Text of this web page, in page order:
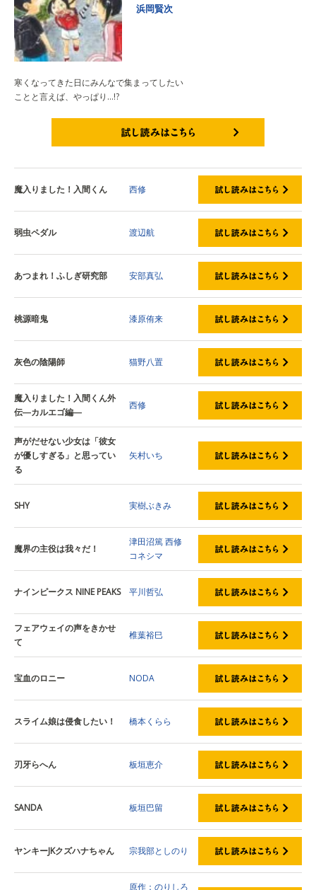
浜岡賢次
寒くなってきた日にみんなで集まってしたい
ことと言えば、やっぱり…!?
魔入りました！入間くん 西修
弱虫ペダル 渡辺航
あつまれ！ふしぎ研究部 安部真弘
桃源暗鬼 漆原侑来
灰色の陰陽師 猫野八置
魔入りました！入間くん外
伝―カルエゴ編―
西修
声がだせない少女は「彼女
が優しすぎる」と思ってい
る
矢村いち
SHY 実樹ぶきみ
魔界の主役は我々だ！
津田沼篤西修
コネシマ
ナインピークス NINE PEAKS 平川哲弘
フェアウェイの声をきかせ
て
椎葉裕巳
宝血のロニー NODA
スライム娘は侵食したい！ 橋本くらら
刃牙らへん 板垣恵介
SANDA 板垣巴留
ヤンキーJKクズハナちゃん 宗我部としのり
原作：のりしろ